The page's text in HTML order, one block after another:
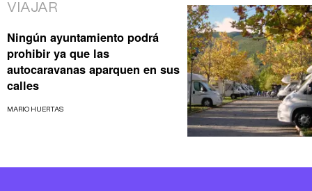
VIAJAR
Ningún ayuntamiento podrá
prohibir ya que las
autocaravanas aparquen en sus
calles
MARIO HUERTAS